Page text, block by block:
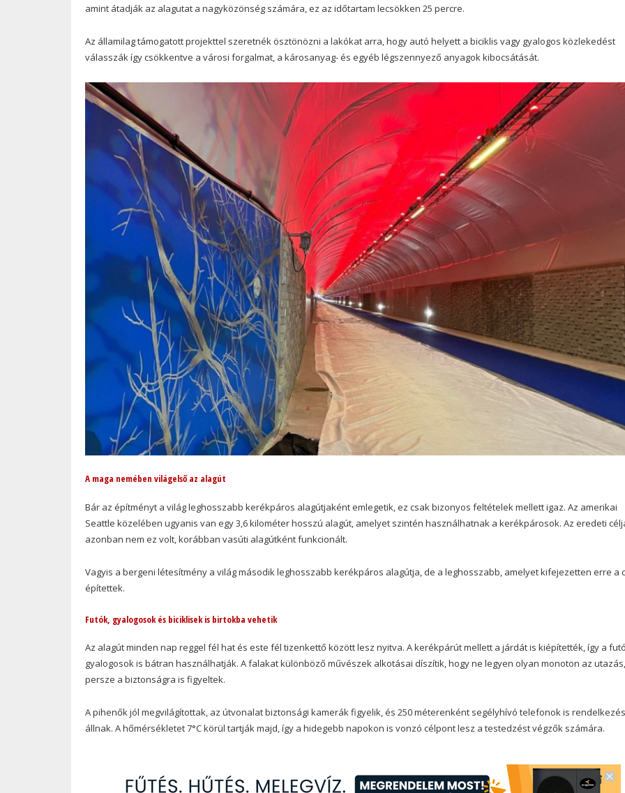
amint átadják az alagutat a nagyközönség számára, ez az időtartam lecsökken 25 percre.
Az államilag támogatott projekttel szeretnék ösztönözni a lakókat arra, hogy autó helyett a biciklis vagy gyalogos közlekedést
válasszák így csökkentve a városi forgalmat, a károsanyag- és egyéb légszennyező anyagok kibocsátását.
A maga nemében világelső az alagút
Bár az építményt a világ leghosszabb kerékpáros alagútjaként emlegetik, ez csak bizonyos feltételek mellett igaz. Az amerikai
Seattle közelében ugyanis van egy 3,6 kilométer hosszú alagút, amelyet szintén használhatnak a kerékpárosok. Az eredeti
azonban nem ez volt, korábban vasúti alagútként funkcionált.
Vagyis a bergeni létesítmény a világ második leghosszabb kerékpáros alagútja, de a leghosszabb, amelyet kifejezetten erre a
építettek.
Futók, gyalogosok és biciklisek is birtokba vehetik
Az alagút minden nap reggel fél hat és este fél tizenkettő között lesz nyitva. A kerékpárút mellett a járdát is kiépítették, így a
gyalogosok is bátran használhatják. A falakat különböző művészek alkotásai díszítik, hogy ne legyen olyan monoton az
persze a biztonságra is figyeltek.
A pihenők jól megvilágítottak, az útvonalat biztonsági kamerák figyelik, és 250 méterenként segélyhívó telefonok is
állnak. A hőmérsékletet 7°C körül tartják majd, így a hidegebb napokon is vonzó célpont lesz a testedzést végzők számára.